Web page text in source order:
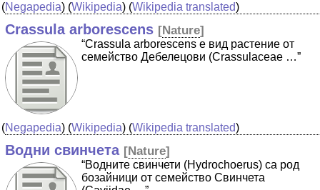
(Negapedia) (Wikipedia) (Wikipedia translated)
Crassula arborescens [Nature]
“Crassula arborescens е вид растение от
семейство Дебелецови (Crassulaceae …”
(Negapedia) (Wikipedia) (Wikipedia translated)
Водни свинчета [Nature]
“Водните свинчети (Hydrochoerus) са род
бозайници от семейство Свинчета